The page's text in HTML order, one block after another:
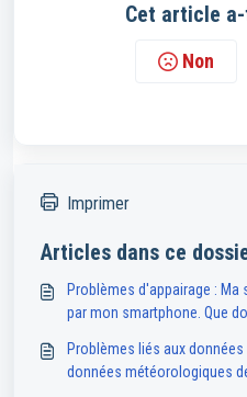
Cet article
Non
Imprimer
Articles dans ce
Problèmes d'appairage :
par mon smartphone. Que
Problèmes liés aux
données météorologiques